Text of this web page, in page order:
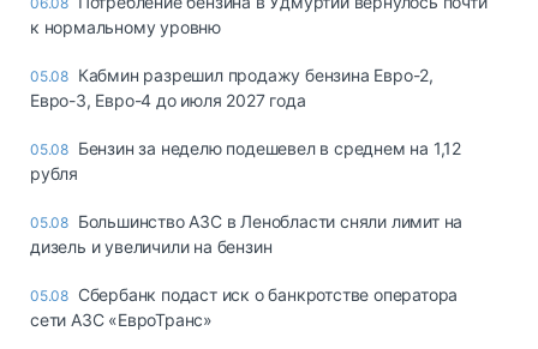
к нормальному уровню
05.08 Кабмин разрешил продажу бензина Евро-2,
Евро-3, Евро-4 до июля 2027 года
05.08 Бензин за неделю подешевел в среднем на 1,12
рубля
05.08 Большинство АЗС в Ленобласти сняли лимит на
дизель и увеличили на бензин
05.08 Сбербанк подаст иск о банкротстве оператора
сети АЗС «ЕвроТранс»